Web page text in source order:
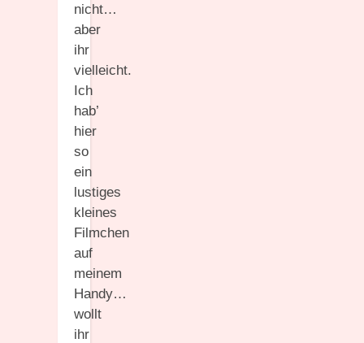
nicht…
aber
ihr
vielleicht.
Ich
hab’
hier
so
ein
lustiges
kleines
Filmchen
auf
meinem
Handy…
wollt
ihr